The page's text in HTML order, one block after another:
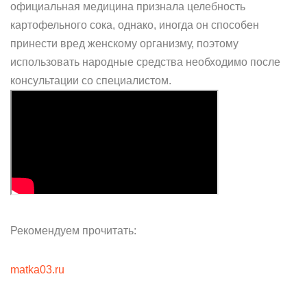
официальная медицина признала целебность
картофельного сока, однако, иногда он способен
принести вред женскому организму, поэтому
использовать народные средства необходимо после
консультации со специалистом.
Рекомендуем прочитать:
matka03.ru